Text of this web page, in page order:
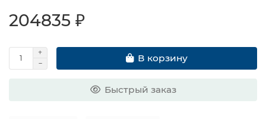
204835 ₽
В корзину
Быстрый заказ